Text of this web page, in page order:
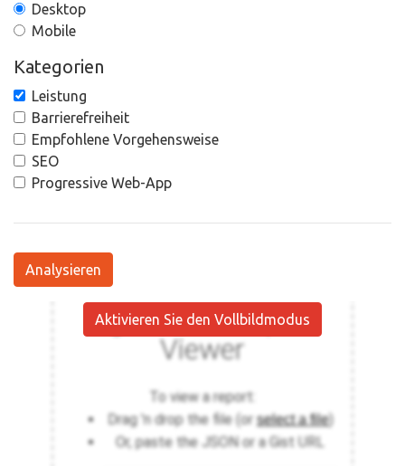
Desktop
Mobile
Kategorien
Leistung
Barrierefreiheit
Empfohlene Vorgehensweise
SEO
Progressive Web-App
Analysieren
Aktivieren Sie den Vollbildmodus